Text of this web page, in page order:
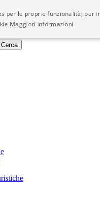
per le proprie funzionalità, per
Maggiori informazioni